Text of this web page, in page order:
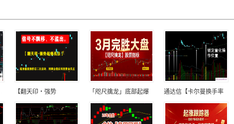
【翻天印・强势 「咫尺擒龙」底部起爆 通达信【卡尔曼换手率